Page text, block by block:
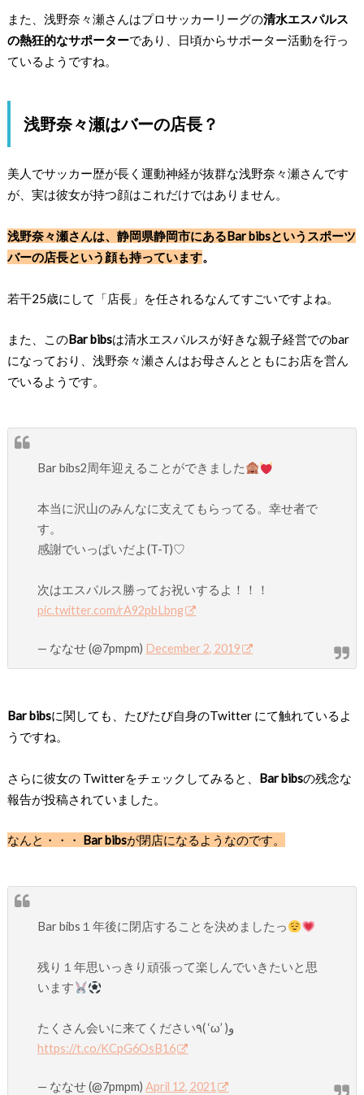
また、浅野奈々瀬さんはプロサッカーリーグの清水エスパルス
の熱狂的なサポーターであり、日頃からサポーター活動を行っ
ているようですね。
浅野奈々瀬はバーの店長？
美人でサッカー歴が長く運動神経が抜群な浅野奈々瀬さんです
が、実は彼女が持つ顔はこれだけではありません。
浅野奈々瀬さんは、静岡県静岡市にあるBar bibsというスポーツ
バーの店長という顔も持っています。
若干25歳にして「店長」を任されるなんてすごいですよね。
また、このBar bibsは清水エスパルスが好きな親子経営でのbar
になっており、浅野奈々瀬さんはお母さんとともにお店を営ん
でいるようです。
Bar bibs2周年迎えることができました
本当に沢山のみんなに支えてもらってる。幸せ者で
す。
感謝でいっぱいだよ(T-T)♡
次はエスパルス勝ってお祝いするよ！！！
pic.twitter.com/rA92pbLbng
— ななせ (@7pmpm) December 2, 2019
Bar bibsに関しても、たびたび自身のTwitter にて触れているよ
うですね。
さらに彼女の Twitterをチェックしてみると、 Bar bibsの残念な
報告が投稿されていました。
なんと・・・ Bar bibsが閉店になるようなのです。
Bar bibs１年後に閉店することを決めましたっ
残り１年思いっきり頑張って楽しんでいきたいと思
います
たくさん会いに来てください٩( ‘ω’ )و
https://t.co/KCpG6OsB16
— ななせ (@7pmpm)April 12, 2021